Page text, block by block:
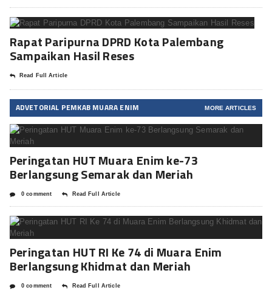
Rapat Paripurna DPRD Kota Palembang
Sampaikan Hasil Reses
Read Full Article
ADVETORIAL PEMKAB MUARA ENIM MORE ARTICLES
Peringatan HUT Muara Enim ke-73
Berlangsung Semarak dan Meriah
0 comment Read Full Article
Peringatan HUT RI Ke 74 di Muara Enim
Berlangsung Khidmat dan Meriah
0 comment Read Full Article